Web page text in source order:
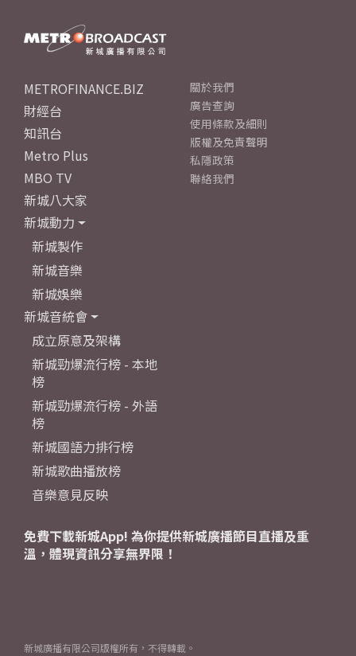
METROFINANCE.BIZ
財經台
知訊台
Metro Plus
MBO TV
新城八大家
新城動力
新城製作
新城音樂
新城娛樂
新城音統會
成立原意及架構
新城勁爆流行榜 - 本地
榜
新城勁爆流行榜 - 外語
榜
新城國語力排行榜
新城歌曲播放榜
音樂意見反映
關於我們
廣告查詢
使用條款及細則
版權及免責聲明
私隱政策
聯絡我們
免費下載新城App! 為你提供新城廣播節目直播及重
溫，體現資訊分享無界限！
新城廣播有限公司版權所有，不得轉載。